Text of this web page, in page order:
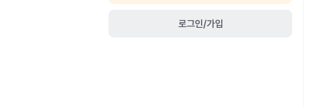
로그인/가입